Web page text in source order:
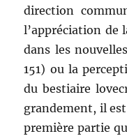
direction
l’appréciation de
dans les
151) ou la
du bestiaire
grandement, il
première partie